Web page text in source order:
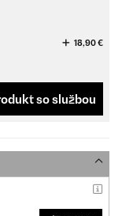
18,90 €
so službou